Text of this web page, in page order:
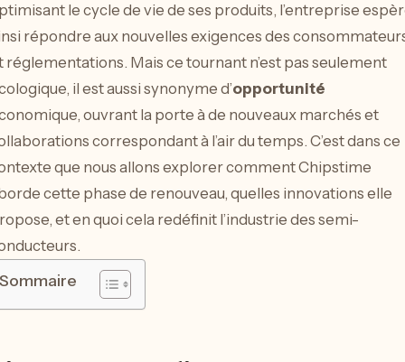
le cycle de vie de ses produits, l’entreprise
répondre aux nouvelles exigences des
réglementations. Mais ce tournant n’est pas seulement
il est aussi synonyme d’opportunité
ouvrant la porte à de nouveaux marchés et
correspondant à l’air du temps. C’est dans ce
que nous allons explorer comment Chipstime
cette phase de renouveau, quelles innovations elle
et en quoi cela redéfinit l’industrie des semi-
Sommaire